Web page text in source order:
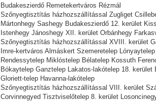
Budakeszierdő Remetekertváros Rézmál
Szőnyegtisztítás házhozszállítással Zugliget
Mártonhegy Sashegy Budakeszierdő 12. kerület
Istenhegy Jánoshegy XII. kerület Orbánhegy
Szőnyegtisztítás házhozszállítással XVIII. kerület
Imre-kertváros Almáskert Szemeretelep
Rendessytelep Miklóstelep Bélatelep Kossuth
Bókaytelep Ganztelep Lakatos-lakótelep 18.
Gloriett-telep Havanna-lakótelep
Szőnyegtisztítás házhozszállítással VIII. kerület
Corvinnegyed Tisztviselőtelep 8. kerület